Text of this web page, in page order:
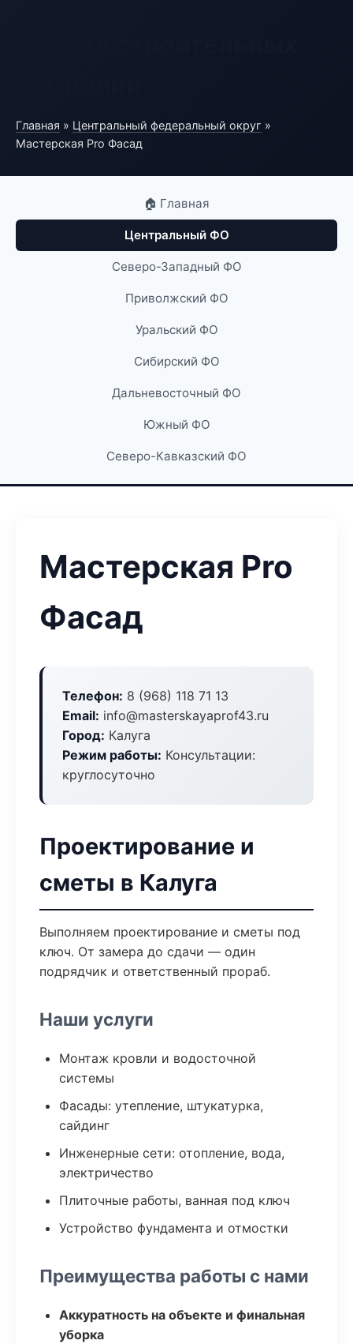
Главная » Центральный федеральный округ »
Мастерская Pro Фасад
🏠 Главная
Центральный ФО
Северо-Западный ФО
Приволжский ФО
Уральский ФО
Сибирский ФО
Дальневосточный ФО
Южный ФО
Северо-Кавказский ФО
Мастерская Pro
Фасад
Телефон: 8 (968) 118 71 13
Email: info@masterskayaprof43.ru
Город: Калуга
Режим работы: Консультации:
круглосуточно
Проектирование и
сметы в Калуга
Выполняем проектирование и сметы под
ключ. От замера до сдачи — один
подрядчик и ответственный прораб.
Наши услуги
Монтаж кровли и водосточной
системы
Фасады: утепление, штукатурка,
сайдинг
Инженерные сети: отопление, вода,
электричество
Плиточные работы, ванная под ключ
Устройство фундамента и отмостки
Преимущества работы с нами
Аккуратность на объекте и финальная
уборка